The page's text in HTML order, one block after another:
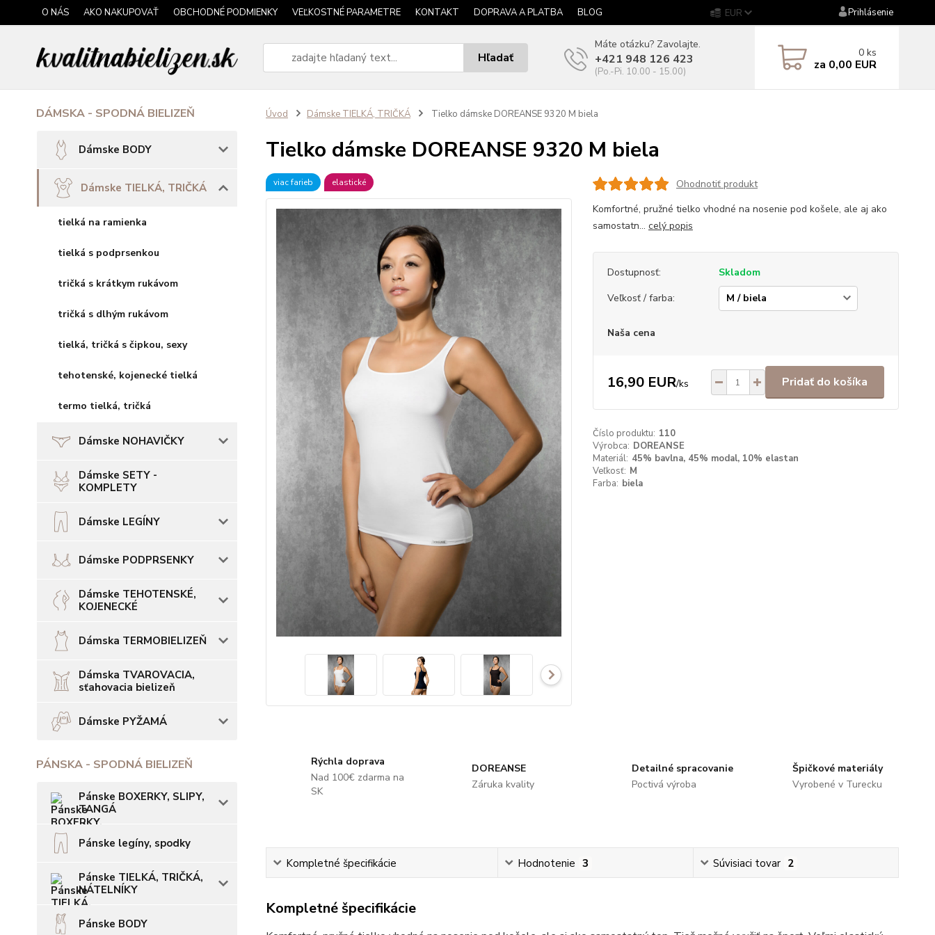
O NÁS AKO NAKUPOVAŤ OBCHODNÉ PODMIENKY VEĽKOSTNÉ PARAMETRE KONTAKT DOPRAVA A PLATBA BLOG EUR Prihlásenie
Hľadať
Máte otázku? Zavolajte.
+421 948 126 423
(Po.-Pi. 10.00 - 15.00)
0 ks
za 0,00 EUR
DÁMSKA - SPODNÁ BIELIZEŇ
Dámske BODY
Dámske TIELKÁ, TRIČKÁ
tielká na ramienka
tielká s podprsenkou
tričká s krátkym rukávom
tričká s dlhým rukávom
tielká, tričká s čipkou, sexy
tehotenské, kojenecké tielká
termo tielká, tričká
Dámske NOHAVIČKY
Dámske SETY -
KOMPLETY
Dámske LEGÍNY
Dámske PODPRSENKY
Dámske TEHOTENSKÉ,
KOJENECKÉ
Dámska TERMOBIELIZEŇ
Dámska TVAROVACIA,
sťahovacia bielizeň
Dámske PYŽAMÁ
PÁNSKA - SPODNÁ BIELIZEŇ
Pánske BOXERKY, SLIPY,
TANGÁ
Pánske legíny, spodky
Pánske TIELKÁ, TRIČKÁ,
NÁTELNÍKY
Pánske BODY
Úvod Dámske TIELKÁ, TRIČKÁ Tielko dámske DOREANSE 9320 M biela
Tielko dámske DOREANSE 9320 M biela
viac farieb elastické
Ohodnotiť produkt
Komfortné, pružné tielko vhodné na nosenie pod košele, ale aj ako
samostatn... celý popis
Dostupnosť:
Skladom
Veľkosť / farba:
Naša cena
16,90 EUR/ks Pridať do košíka
Číslo produktu: 110
Výrobca: DOREANSE
Materiál: 45% bavlna, 45% modal, 10% elastan
Veľkosť: M
Farba: biela
Rýchla doprava
Nad 100€ zdarma na
SK
DOREANSE
Záruka kvality
Detailné spracovanie
Poctivá výroba
Špičkové materiály
Vyrobené v Turecku
Kompletné špecifikácie Hodnotenie 3 Súvisiaci tovar 2
Kompletné špecifikácie